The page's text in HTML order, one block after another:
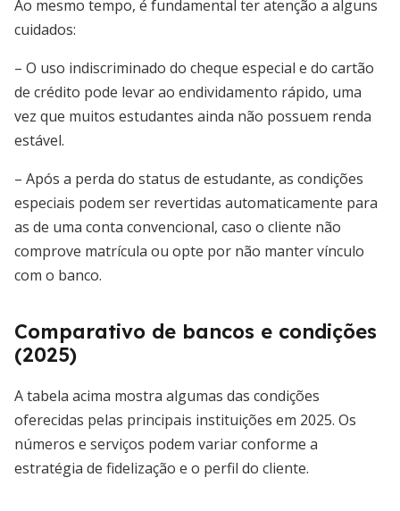
Ao mesmo tempo, é fundamental ter atenção a alguns
cuidados:
– O uso indiscriminado do cheque especial e do cartão
de crédito pode levar ao endividamento rápido, uma
vez que muitos estudantes ainda não possuem renda
estável.
– Após a perda do status de estudante, as condições
especiais podem ser revertidas automaticamente para
as de uma conta convencional, caso o cliente não
comprove matrícula ou opte por não manter vínculo
com o banco.
Comparativo de bancos e condições
(2025)
A tabela acima mostra algumas das condições
oferecidas pelas principais instituições em 2025. Os
números e serviços podem variar conforme a
estratégia de fidelização e o perfil do cliente.